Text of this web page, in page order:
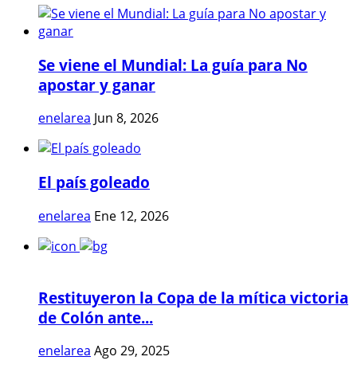
Se viene el Mundial: La guía para No
apostar y ganar
enelarea Jun 8, 2026
El país goleado
enelarea Ene 12, 2026
Restituyeron la Copa de la mítica victoria
de Colón ante...
enelarea Ago 29, 2025